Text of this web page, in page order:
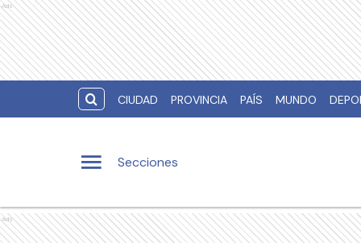
Ads
CIUDAD PROVINCIA PAÍS MUNDO
Secciones
Ads